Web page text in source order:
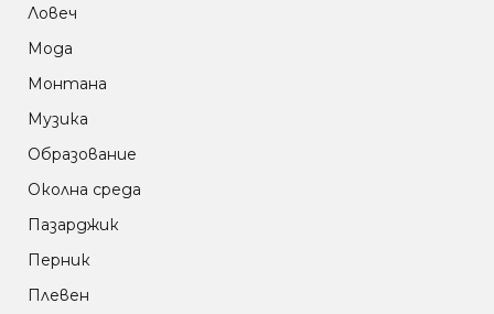
Ловеч
Мода
Монтана
Музика
Образование
Околна среда
Пазарджик
Перник
Плевен